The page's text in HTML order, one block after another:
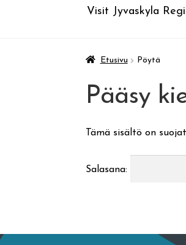
Visit Jyvaskyla
Etusivu Pöytä
Pääsy
Tämä sisältö on
Salasana: